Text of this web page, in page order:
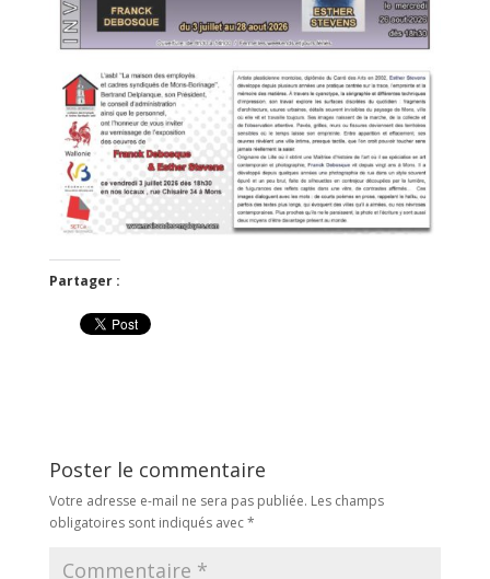
Partager :
Poster le commentaire
Votre adresse e-mail ne sera pas publiée. Les champs
obligatoires sont indiqués avec*